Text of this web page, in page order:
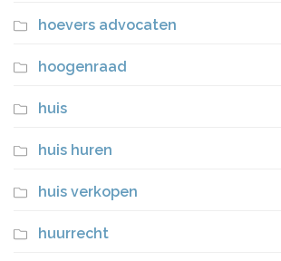
hoevers advocaten
hoogenraad
huis
huis huren
huis verkopen
huurrecht